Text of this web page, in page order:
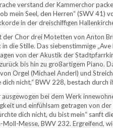
verstand der Kammerchor
mein Seel, den Herren“ (SWV
in der dreischiffigen
Chor drei Motetten von Anton
die Stille. Das siebenstimmige
von der Akustik der
bis hin zu großartigem Piano.
Orgel (Michael Anderl) und
nicht,“ BWV 228, bestach durch
bei dem Werk
und einfühlsam getragen von
dich nicht, du bist mein“ sanft
Moll-Messe, BWV 232. Ergreifend,